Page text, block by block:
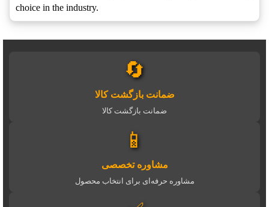
choice in the industry.
🔄
ضمانت بازگشت کالا
ضمانت بازگشت کالا
📱
مشاوره تخصصی
مشاوره حرفه‌ای برای انتخاب محصول